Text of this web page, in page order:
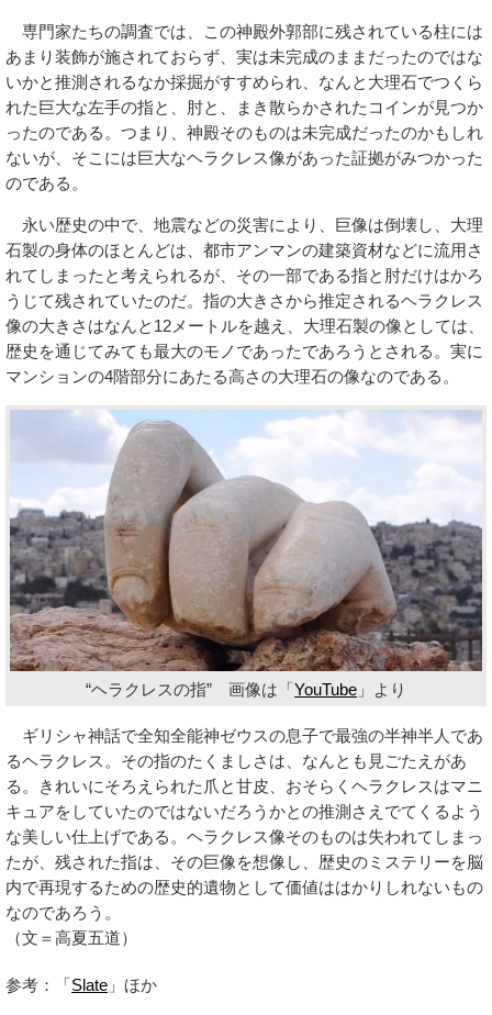
専門家たちの調査では、この神殿外郭部に残されている柱には
あまり装飾が施されておらず、実は未完成のままだったのではな
いかと推測されるなか採掘がすすめられ、なんと大理石でつくら
れた巨大な左手の指と、肘と、まき散らかされたコインが見つか
ったのである。つまり、神殿そのものは未完成だったのかもしれ
ないが、そこには巨大なヘラクレス像があった証拠がみつかった
のである。
永い歴史の中で、地震などの災害により、巨像は倒壊し、大理
石製の身体のほとんどは、都市アンマンの建築資材などに流用さ
れてしまったと考えられるが、その一部である指と肘だけはかろ
うじて残されていたのだ。指の大きさから推定されるヘラクレス
像の大きさはなんと12メートルを越え、大理石製の像としては、
歴史を通じてみても最大のモノであったであろうとされる。実に
マンションの4階部分にあたる高さの大理石の像なのである。
“ヘラクレスの指” 画像は「YouTube 」より
ギリシャ神話で全知全能神ゼウスの息子で最強の半神半人であ
るヘラクレス。その指のたくましさは、なんとも見ごたえがあ
る。きれいにそろえられた爪と甘皮、おそらくヘラクレスはマニ
キュアをしていたのではないだろうかとの推測さえでてくるよう
な美しい仕上げである。ヘラクレス像そのものは失われてしまっ
たが、残された指は、その巨像を想像し、歴史のミステリーを脳
内で再現するための歴史的遺物として価値ははかりしれないもの
なのであろう。
（文＝高夏五道）
参考：「Slate 」ほか